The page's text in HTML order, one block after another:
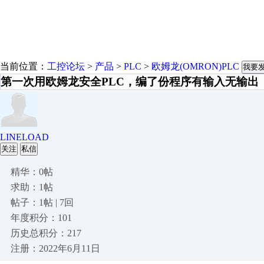
当前位置： 工控论坛 > 产品 > PLC > 欧姆龙(OMRON)PLC 我要
第一次用欧姆龙安全PLC，编了份程序有输入无输出
LINELOAD
关注 私信
精华：0帖
求助：1帖
帖子：1帖 | 7回
年度积分：101
历史总积分：217
注册：2022年6月11日